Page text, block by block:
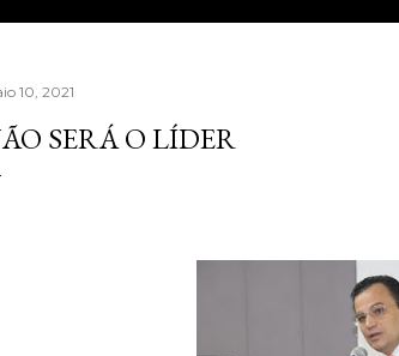
10, 2021
SERÁ O LÍDER